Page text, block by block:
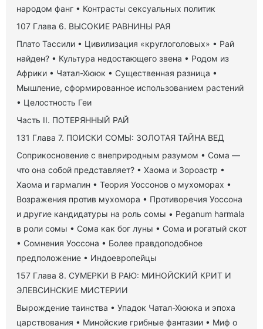
народом фанг • Контрасты сексуальных политик
107 Глава 6. ВЫСОКИЕ РАВНИНЫ РАЯ
Плато Тассили • Цивилизация «круглоголовых» • Рай
найден? • Культура недостающего звена • Родом из
Африки • Чатал-Хююк • Существенная разница •
Мышление, сформированное использованием растений
• Целостность Геи
Часть II. ПОТЕРЯННЫЙ РАЙ
131 Глава 7. ПОИСКИ СОМЫ: ЗОЛОТАЯ ТАЙНА ВЕД
Соприкосновение с внеприродным разумом • Сома —
что она собой представляет? • Хаома и Зороастр •
Хаома и гармалин • Теория Уоссонов о мухоморах •
Возражения против мухомора • Противоречия Уоссона
и другие кандидатуры на роль сомы • Peganum harmala
в роли сомы • Сома как бог луны • Сома и рогатый скот
• Сомнения Уоссона • Более правдоподобное
предположение • Индоевропейцы
157 Глава 8. СУМЕРКИ В РАЮ: МИНОЙСКИЙ КРИТ И
ЭЛЕВСИНСКИЕ МИСТЕРИИ
Вырождение таинства • Упадок Чатал-Хююка и эпоха
царствования • Минойские грибные фантазии • Миф о